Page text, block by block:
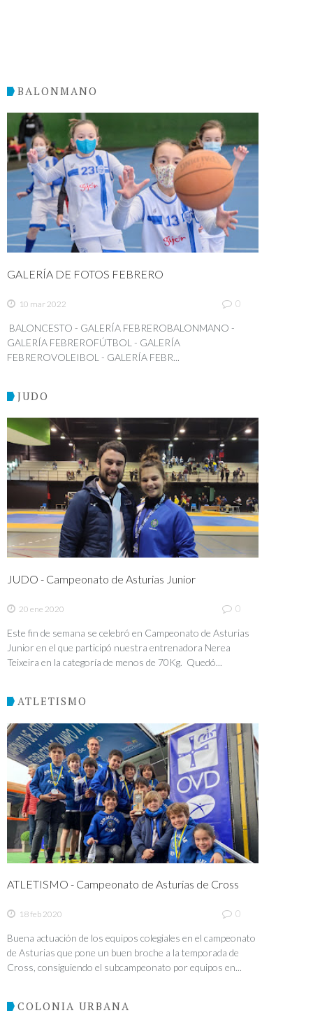
BALONMANO
GALERÍA DE FOTOS FEBRERO
10 mar 2022 0
BALONCESTO - GALERÍA FEBREROBALONMANO -
GALERÍA FEBREROFÚTBOL - GALERÍA
FEBREROVOLEIBOL - GALERÍA FEBR...
JUDO
JUDO - Campeonato de Asturias Junior
20 ene 2020 0
Este fin de semana se celebró en Campeonato de Asturias
Junior en el que participó nuestra entrenadora Nerea
Teixeira en la categoría de menos de 70Kg. Quedó...
ATLETISMO
ATLETISMO - Campeonato de Asturias de Cross
18 feb 2020 0
Buena actuación de los equipos colegiales en el campeonato
de Asturias que pone un buen broche a la temporada de
Cross, consiguiendo el subcampeonato por equipos en...
COLONIA URBANA